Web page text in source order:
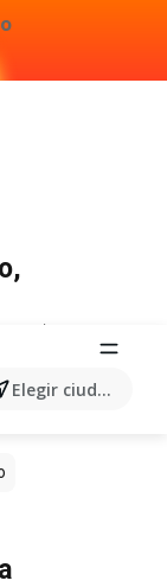
Elegir ciudad
este